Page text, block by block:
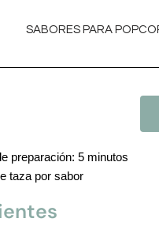
preparación: 5 minutos
taza por sabor